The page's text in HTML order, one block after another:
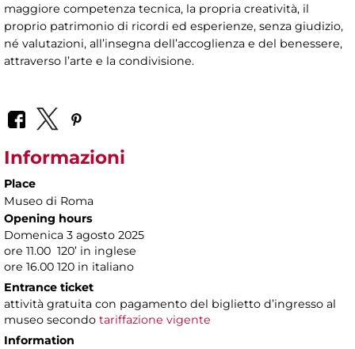
maggiore competenza tecnica, la propria creatività, il
proprio patrimonio di ricordi ed esperienze, senza giudizio,
né valutazioni, all’insegna dell’accoglienza e del benessere,
attraverso l’arte e la condivisione.
Informazioni
Place
Museo di Roma
Opening hours
Domenica 3 agosto 2025
ore 11.00 120’ in inglese
ore 16.00 120 in italiano
Entrance ticket
attività gratuita con pagamento del biglietto d’ingresso al
museo secondo tariffazione vigente
Information